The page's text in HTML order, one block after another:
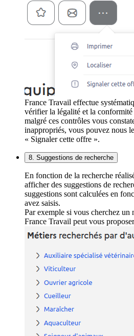
France Travail effectue
vérifier la légalité et la
malgré ces contrôles vous
inappropriés, vous pouvez nous
« Signaler cette offre ».
8. Suggestions de recherche
En fonction de la recherche
afficher des suggestions de
suggestions sont calculées en
avez saisis.
Par exemple si vous cherchez
France Travail peut vous